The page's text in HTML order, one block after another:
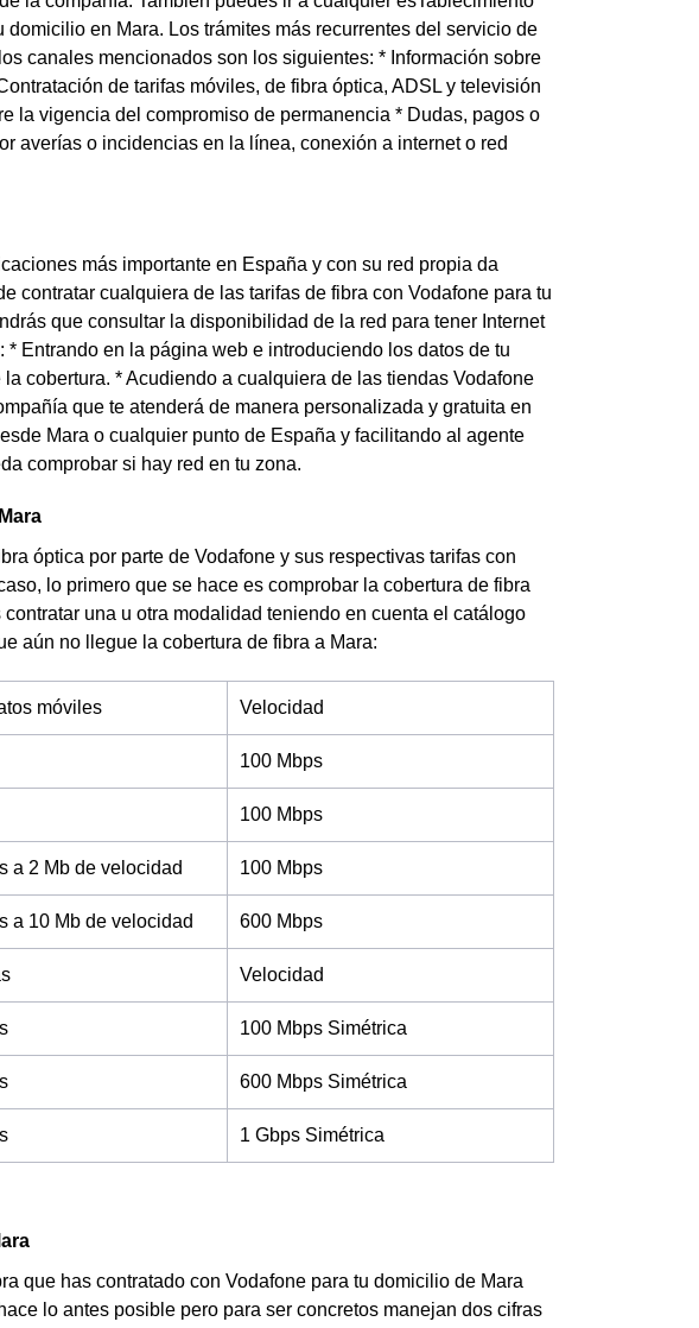
en Mara. Los trámites más recurrentes del servicio de
canales mencionados son los siguientes: * Información sobre
de tarifas móviles, de fibra óptica, ADSL y televisión
la vigencia del compromiso de permanencia * Dudas, pagos o
averías o incidencias en la línea, conexión a internet o red
más importante en España y con su red propia da
contratar cualquiera de las tarifas de fibra con Vodafone para tu
que consultar la disponibilidad de la red para tener Internet
Entrando en la página web e introduciendo los datos de tu
cobertura. * Acudiendo a cualquiera de las tiendas Vodafone
que te atenderá de manera personalizada y gratuita en
Mara o cualquier punto de España y facilitando al agente
comprobar si hay red en tu zona.
óptica por parte de Vodafone y sus respectivas tarifas con
lo primero que se hace es comprobar la cobertura de fibra
una u otra modalidad teniendo en cuenta el catálogo
aún no llegue la cobertura de fibra a Mara:
móviles Velocidad
100 Mbps
100 Mbps
a 2 Mb de velocidad 100 Mbps
a 10 Mb de velocidad 600 Mbps
Velocidad
100 Mbps Simétrica
600 Mbps Simétrica
1 Gbps Simétrica
que has contratado con Vodafone para tu domicilio de Mara
lo antes posible pero para ser concretos manejan dos cifras